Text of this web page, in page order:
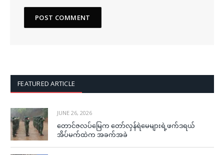
FEATURED ARTICLE
JUNE 26, 2026
တောင်ဇလပ်မြေက တော်လှန်ရဲမေများရဲ့ဖက်ဒရယ်
အိပ်မက်ထဲက အခက်အခဲ